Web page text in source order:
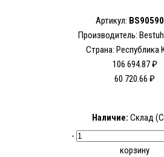
Артикул:
Производитель:
Страна: Республика
106 694.87 ₽
60 720.66 ₽
Наличие: Склад
-
корзину